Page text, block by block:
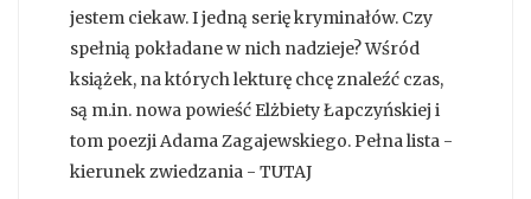
jestem ciekaw. I jedną serię kryminałów. Czy
spełnią pokładane w nich nadzieje? Wśród
książek, na których lekturę chcę znaleźć czas,
są m.in. nowa powieść Elżbiety Łapczyńskiej i
tom poezji Adama Zagajewskiego. Pełna lista -
kierunek zwiedzania - TUTAJ